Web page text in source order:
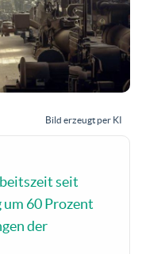
Bild erzeugt per KI
seit
60 Prozent
der